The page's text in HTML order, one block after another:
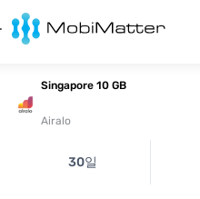
Singapore 10 GB
Airalo
30일